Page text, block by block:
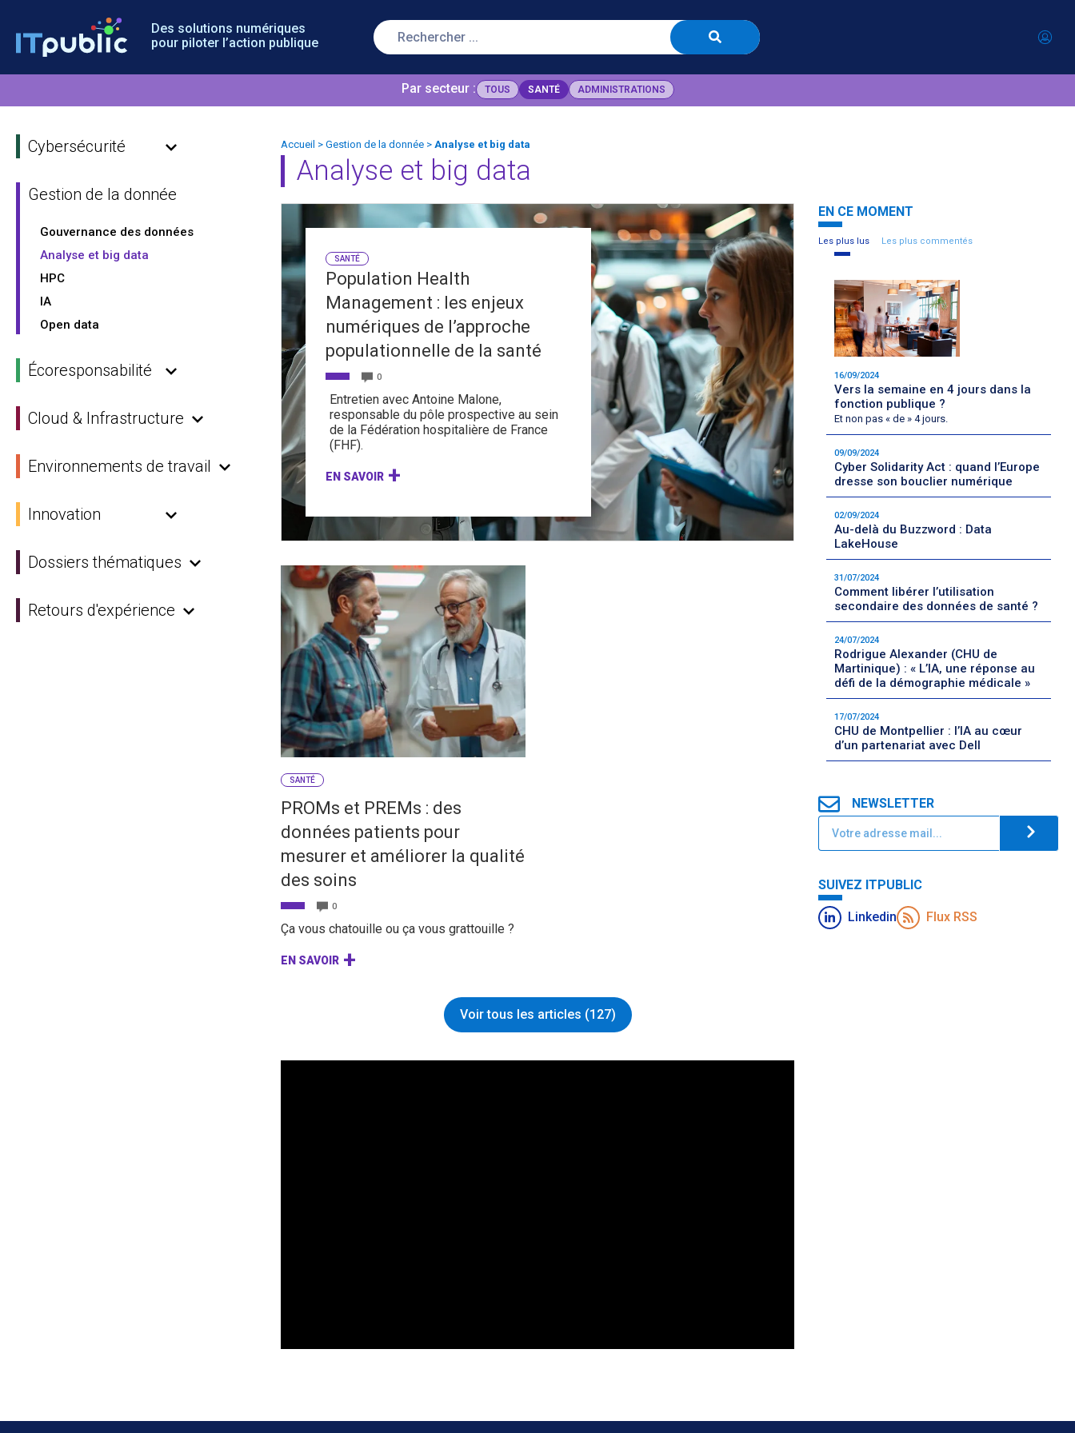
Des solutions numériques
pour piloter l’action publique
Par secteur : TOUS SANTÉ ADMINISTRATIONS
Cybersécurité
Gestion de la donnée
Gouvernance des données
Analyse et big data
HPC
IA
Open data
Écoresponsabilité
Cloud & Infrastructure
Environnements de travail
Innovation
Dossiers thématiques
Retours d'expérience
Accueil > Gestion de la donnée > Analyse et big data
Analyse et big data
SANTÉ
Population Health
Management : les enjeux
numériques de l’approche
populationnelle de la santé
0
Entretien avec Antoine Malone,
responsable du pôle prospective au sein
de la Fédération hospitalière de France
(FHF).
EN SAVOIR
SANTÉ
PROMs et PREMs : des
données patients pour
mesurer et améliorer la qualité
des soins
0
Ça vous chatouille ou ça vous grattouille ?
EN SAVOIR
Voir tous les articles (127)
EN CE MOMENT
Les plus lus Les plus commentés
16/09/2024
Vers la semaine en 4 jours dans la
fonction publique ?
Et non pas « de » 4 jours.
09/09/2024
Cyber Solidarity Act : quand l’Europe
dresse son bouclier numérique
02/09/2024
Au-delà du Buzzword : Data
LakeHouse
31/07/2024
Comment libérer l’utilisation
secondaire des données de santé ?
24/07/2024
Rodrigue Alexander (CHU de
Martinique) : « L’IA, une réponse au
défi de la démographie médicale »
17/07/2024
CHU de Montpellier : l’IA au cœur
d’un partenariat avec Dell
NEWSLETTER
SUIVEZ ITPUBLIC
Linkedin Flux RSS